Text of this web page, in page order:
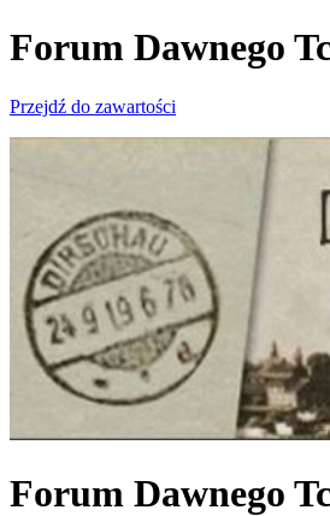
Forum Dawnego
Przejdź do zawartości
Forum Dawnego